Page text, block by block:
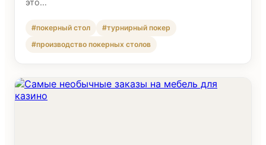
это…
#покерный стол
#турнирный покер
#производство покерных столов